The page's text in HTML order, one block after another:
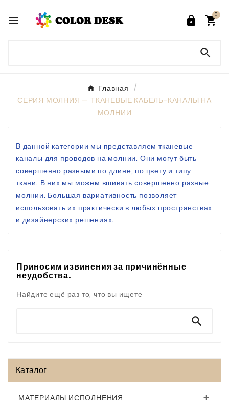
  
0

Главная
СЕРИЯ МОЛНИЯ — ТКАНЕВЫЕ КАБЕЛЬ-КАНАЛЫ НА
МОЛНИИ
В данной категории мы представляем тканевые
каналы для проводов на молнии. Они могут быть
совершенно разными по длине, по цвету и типу
ткани. В них мы можем вшивать совершенно разные
молнии. Большая вариативность позволяет
использовать их практически в любых пространствах
и дизайнерских решениях.
Приносим извинения за причинённые
неудобства.
Найдите ещё раз то, что вы ищете

Каталог
МАТЕРИАЛЫ ИСПОЛНЕНИЯ 